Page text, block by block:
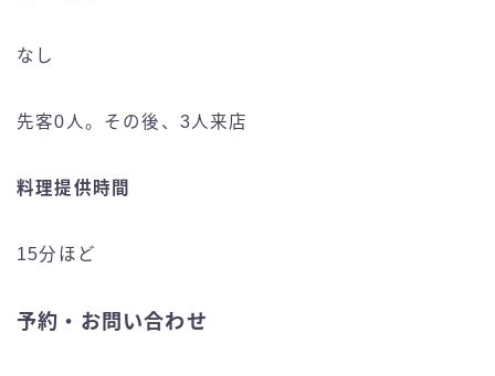
なし
先客0人。その後、3人来店
料理提供時間
15分ほど
予約・お問い合わせ